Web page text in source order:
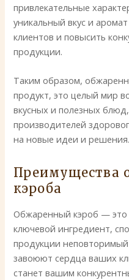
привлекательные
уникальный вкус и
клиентов и повысить
продукции.
Таким образом,
продукт, это целый мир
вкусных и полезных
производителей
на новые идеи и решения.
Преимущества
кэроба
Обжаренный кэроб — это
ключевой ингредиент,
продукции
завоюют сердца ваших
станет вашим